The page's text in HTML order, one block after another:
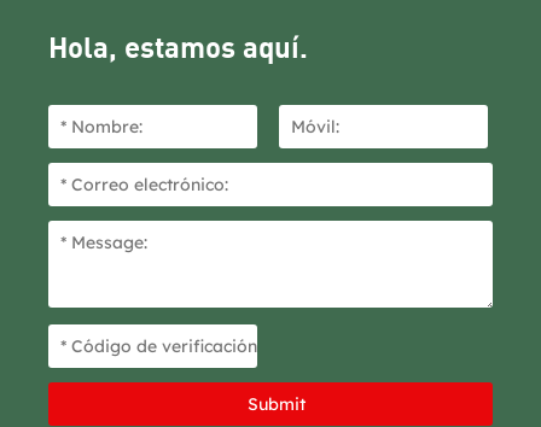
Hola, estamos aquí.